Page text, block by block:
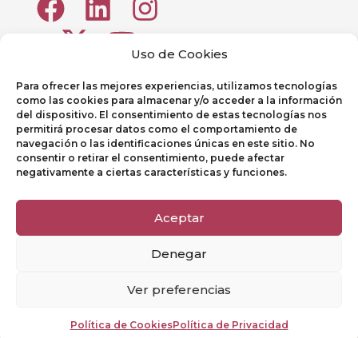
Uso de Cookies
Para ofrecer las mejores experiencias, utilizamos tecnologías
como las cookies para almacenar y/o acceder a la información
del dispositivo. El consentimiento de estas tecnologías nos
permitirá procesar datos como el comportamiento de
navegación o las identificaciones únicas en este sitio. No
consentir o retirar el consentimiento, puede afectar
negativamente a ciertas características y funciones.
Aceptar
Denegar
Ver preferencias
Política de CookiesPolítica de Privacidad
Web Pro C.A en Colaboración conEduca Digital
Aviso legal
Política de Privacidad
Política de Cookies